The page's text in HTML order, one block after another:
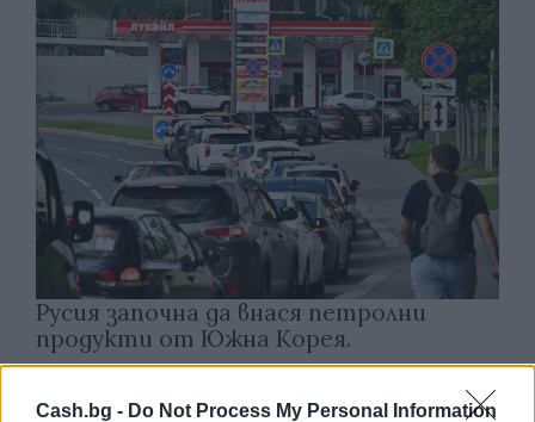
Cash.bg - Do Not Process My Personal Information
Русия започна да внася петролни
продукти от Южна Корея.